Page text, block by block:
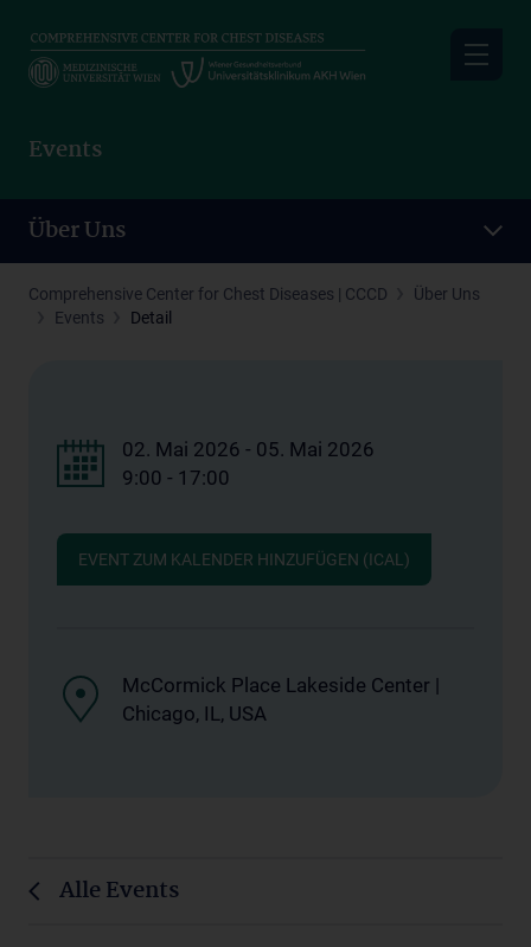
main
Events
Über Uns
Comprehensive Center for Chest Diseases | CCCD
Über Uns
Events
Detail
02. Mai 2026 - 05. Mai 2026
9:00 - 17:00
EVENT ZUM KALENDER HINZUFÜGEN (ICAL)
McCormick Place Lakeside Center |
Chicago, IL, USA
Alle Events